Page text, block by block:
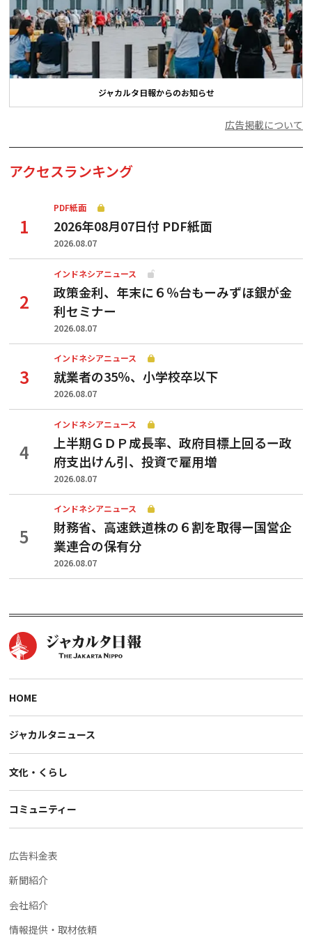
ジャカルタ日報からのお知らせ
広告掲載について
アクセスランキング
PDF紙面
2026年08月07日付 PDF紙面
2026.08.07
インドネシアニュース
政策金利、年末に６％台もーみずほ銀が金
利セミナー
2026.08.07
インドネシアニュース
就業者の35％、小学校卒以下
2026.08.07
インドネシアニュース
上半期ＧＤＰ成長率、政府目標上回るー政
府支出けん引、投資で雇用増
2026.08.07
インドネシアニュース
財務省、高速鉄道株の６割を取得ー国営企
業連合の保有分
2026.08.07
HOME
ジャカルタニュース
文化・くらし
コミュニティー
広告料金表
新聞紹介
会社紹介
情報提供・取材依頼